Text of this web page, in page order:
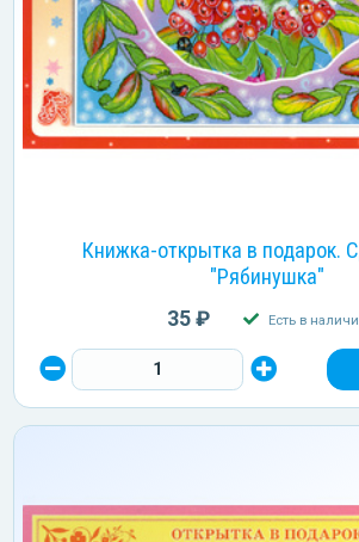
Книжка-открытка в подарок.
"Рябинушка"
35 ₽ Есть в